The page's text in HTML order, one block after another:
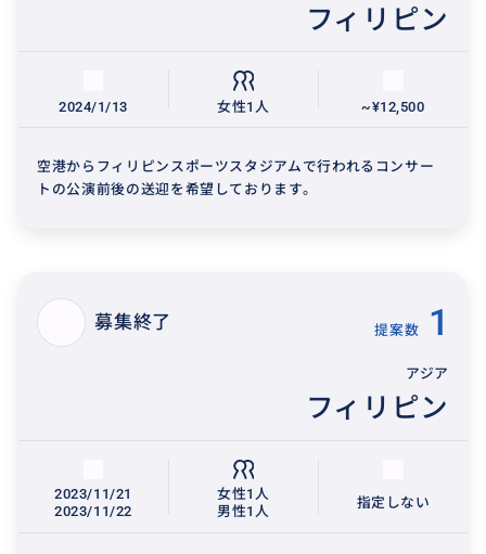
フィリピン
2024/1/13 女性1人 ~¥12,500
空港からフィリピンスポーツスタジアムで行われるコンサー
トの公演前後の送迎を希望しております。
募集終了 提案数 1
アジア
フィリピン
2023/11/21
2023/11/22
女性1人
男性1人
指定しない